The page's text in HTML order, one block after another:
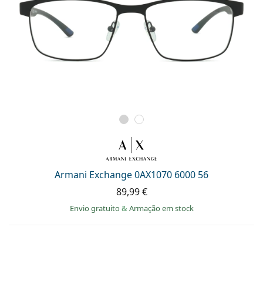
Armani Exchange 0AX1070 6000 56
89,99 €
Envio gratuito& Armação em stock